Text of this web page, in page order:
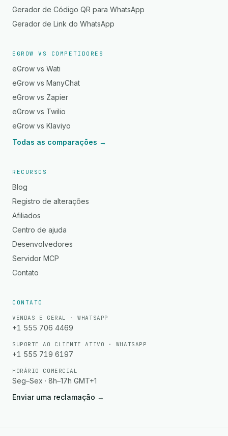
Gerador de Código QR para WhatsApp
Gerador de Link do WhatsApp
EGROW VS COMPETIDORES
eGrow vs Wati
eGrow vs ManyChat
eGrow vs Zapier
eGrow vs Twilio
eGrow vs Klaviyo
Todas as comparações →
RECURSOS
Blog
Registro de alterações
Afiliados
Centro de ajuda
Desenvolvedores
Servidor MCP
Contato
CONTATO
VENDAS E GERAL · WHATSAPP
+1 555 706 4469
SUPORTE AO CLIENTE ATIVO · WHATSAPP
+1 555 719 6197
HORÁRIO COMERCIAL
Seg–Sex · 8h–17h GMT+1
Enviar uma reclamação →